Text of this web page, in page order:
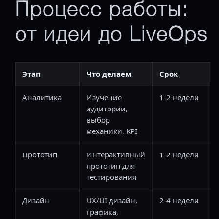
Процесс работы:
от идеи до LiveOps
Этап Что делаем Срок
Аналитика
Изучение
аудитории,
выбор
механики, KPI
1-2 недели
Прототип
Интерактивный
прототип для
тестирования
1-2 недели
Дизайн
UX/UI дизайн,
графика,
2-4 недели